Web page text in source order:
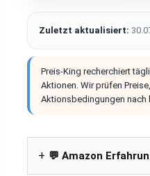
Zuletzt aktualisiert:
Preis-King recherchiert
Aktionen. Wir prüfen
Aktionsbedingungen nach
💬 Amazon